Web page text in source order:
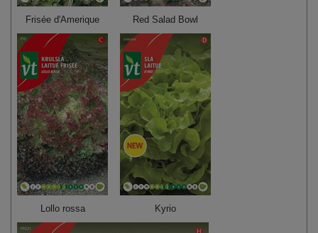
Frisée d'Amerique Red Salad Bowl
Lollo rossa Kyrio